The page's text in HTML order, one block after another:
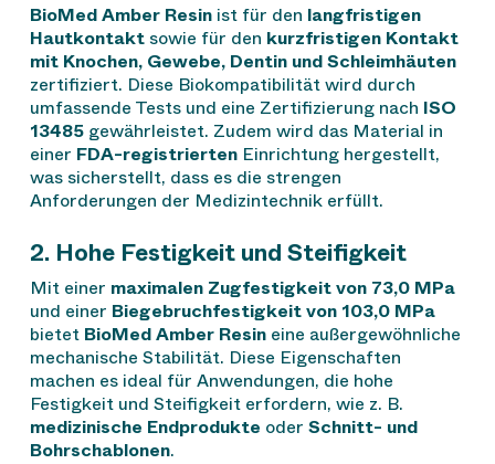
BioMed Amber Resinist für den langfristigen
Hautkontaktsowie für den kurzfristigen Kontakt
mit Knochen, Gewebe, Dentin und Schleimhäuten
zertifiziert. Diese Biokompatibilität wird durch
umfassende Tests und eine Zertifizierung nach ISO
13485gewährleistet. Zudem wird das Material in
einer FDA-registriertenEinrichtung hergestellt,
was sicherstellt, dass es die strengen
Anforderungen der Medizintechnik erfüllt.
2. Hohe Festigkeit und Steifigkeit
Mit einer maximalen Zugfestigkeit von 73,0 MPa
und einer Biegebruchfestigkeit von 103,0 MPa
bietet BioMed Amber Resineine außergewöhnliche
mechanische Stabilität. Diese Eigenschaften
machen es ideal für Anwendungen, die hohe
Festigkeit und Steifigkeit erfordern, wie z. B.
medizinische Endprodukte oder Schnitt- und
Bohrschablonen.